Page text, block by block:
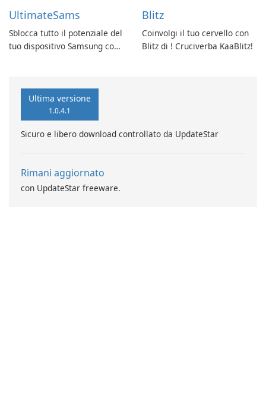
UltimateSams
Sblocca tutto il potenziale del
tuo dispositivo Samsung con
Blitz
Coinvolgi il tuo cervello con
Blitz di ! Cruciverba KaaBlitz!
Ultima versione
1.0.4.1
Sicuro e libero download controllato da UpdateStar
Rimani aggiornato
con UpdateStar freeware.